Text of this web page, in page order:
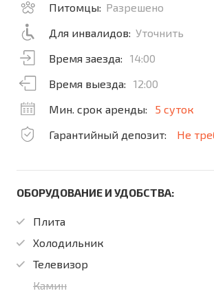
Питомцы: Разрешено
Для инвалидов: Уточнить
Время заезда:
14:00
Время выезда:
12:00
Мин. срок аренды:
5 суток
Гарантийный депозит:
Не
ОБОРУДОВАНИЕ И УДОБСТВА:
Плита
Холодильник
Телевизор
Камин